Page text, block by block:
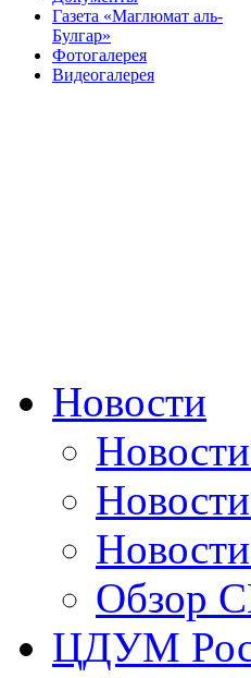
Газета «Маглюмат аль-
Булгар»
Фотогалерея
Видеогалерея
Новости
Обзор
ЦДУМ